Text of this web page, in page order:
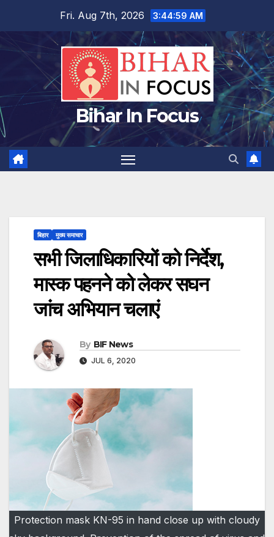
content
Fri. Aug 7th, 2026 3:45:00 AM
Bihar In Focus
बिहार मुख्य समाचार
सभी जिलाधिकारियों को निर्देश,
मास्क पहनने को लेकर सघन
जांच अभियान चलाएं
By BIF News
JUL 6, 2020
Protection mask KN-95 in hand close up with cloudy